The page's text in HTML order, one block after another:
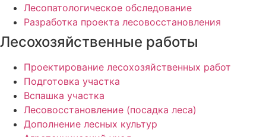
Лесопатологическое обследование
Разработка проекта лесовосстановления
Лесохозяйственные работы
Проектирование лесохозяйственных работ
Подготовка участка
Вспашка участка
Лесовосстановление (посадка леса)
Дополнение лесных культур